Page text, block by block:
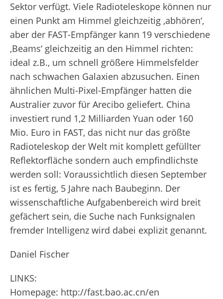
Sektor verfügt. Viele Radioteleskope können nur
einen Punkt am Himmel gleichzeitig ‚abhören‘,
aber der FAST-Empfänger kann 19 verschiedene
‚Beams‘ gleichzeitig an den Himmel richten:
ideal z.B., um schnell größere Himmelsfelder
nach schwachen Galaxien abzusuchen. Einen
ähnlichen Multi-Pixel-Empfänger hatten die
Australier zuvor für Arecibo geliefert. China
investiert rund 1,2 Milliarden Yuan oder 160
Mio. Euro in FAST, das nicht nur das größte
Radioteleskop der Welt mit komplett gefüllter
Reflektorfläche sondern auch empfindlichste
werden soll: Voraussichtlich diesen September
ist es fertig, 5 Jahre nach Baubeginn. Der
wissenschaftliche Aufgabenbereich wird breit
gefächert sein, die Suche nach Funksignalen
fremder Intelligenz wird dabei explizit genannt.
Daniel Fischer
LINKS:
Homepage: http://fast.bao.ac.cn/en